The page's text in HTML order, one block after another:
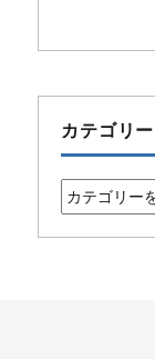
カテゴリー
カ
テ
ゴ